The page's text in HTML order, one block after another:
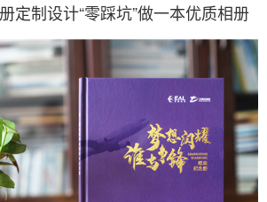
定制设计“零踩坑”做一本优质相册